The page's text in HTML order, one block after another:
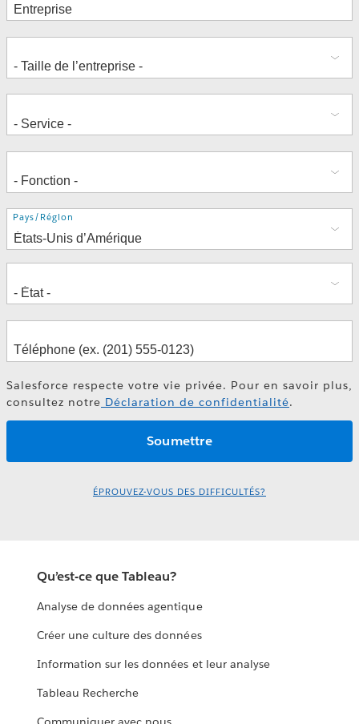
Adresse
Pays/Région
Salesforce respecte votre vie privée. Pour en savoir plus,
consultez notre Déclaration de confidentialité.
ÉPROUVEZ-VOUS DES DIFFICULTÉS?
Qu’est-ce que Tableau?
Analyse de données agentique
Créer une culture des données
Information sur les données et leur analyse
Tableau Recherche